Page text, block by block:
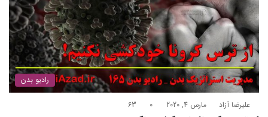
رادیو بدن
علیرضا آزاد مارس 4, 2020 0
63